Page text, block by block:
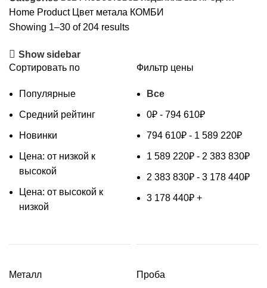
Home Product Цвет метала КОМБИ
Showing 1–30 of 204 results
Show sidebar
Сортировать по
Популярные
Средний рейтинг
Новинки
Цена: от низкой к
высокой
Цена: от высокой к
низкой
Фильтр цены
Все
0₽ - 794 610₽
794 610₽ - 1 589 220₽
1 589 220₽ - 2 383 830₽
2 383 830₽ - 3 178 440₽
3 178 440₽ +
Металл Проба